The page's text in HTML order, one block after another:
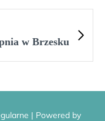
w Brzesku
| Powered by